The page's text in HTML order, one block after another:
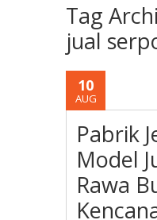
Tag
jual
10
AUG
Pabrik
Model
Rawa